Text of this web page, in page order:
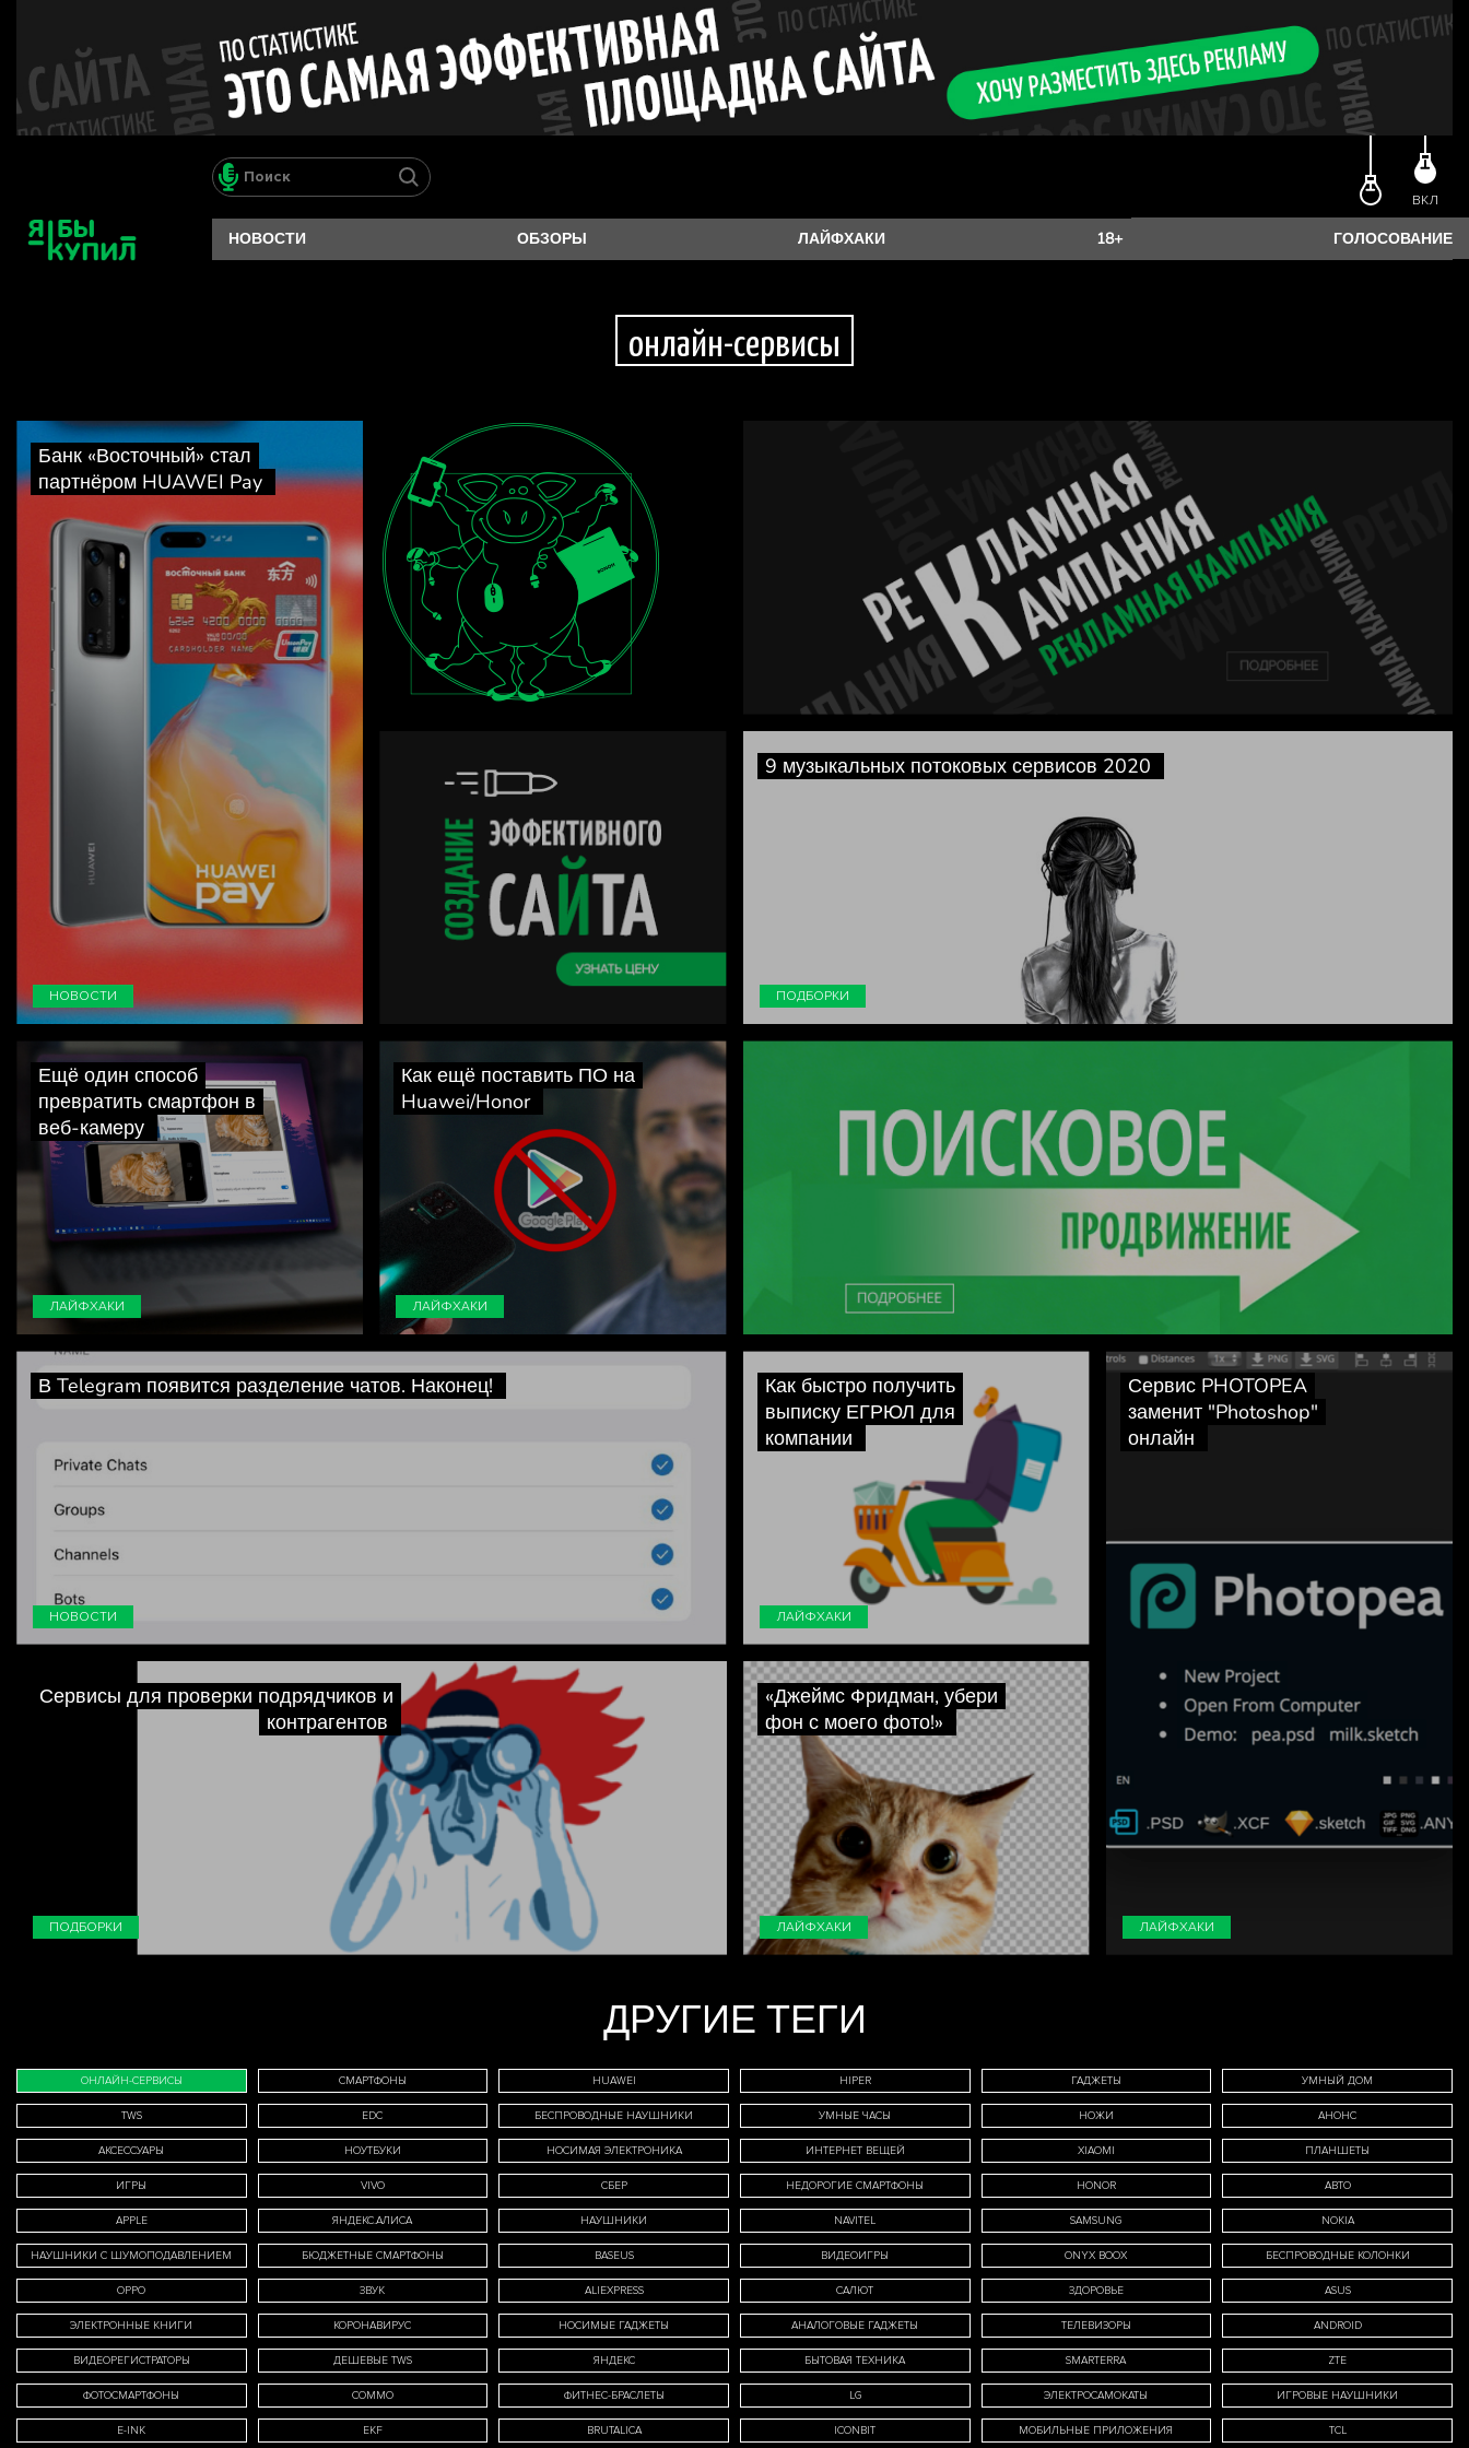
ВКЛ
НОВОСТИ ОБЗОРЫ ЛАЙФХАКИ 18+ ГОЛОСОВАНИЕ
онлайн-сервисы
Банк «Восточный» стал
партнёром HUAWEI Pay
НОВОСТИ
9 музыкальных потоковых сервисов 2020
ПОДБОРКИ
Ещё один способ
превратить смартфон в
веб-камеру
ЛАЙФХАКИ
Как ещё поставить ПО на
Huawei/Honor
ЛАЙФХАКИ
В Telegram появится разделение чатов. Наконец!
НОВОСТИ
Как быстро получить
выписку ЕГРЮЛ для
компании
ЛАЙФХАКИ
Сервис PHOTOPEA
заменит "Photoshop"
онлайн
ЛАЙФХАКИ
Сервисы для проверки подрядчиков и
контрагентов
ПОДБОРКИ
«Джеймс Фридман, убери
фон с моего фото!»
ЛАЙФХАКИ
ДРУГИЕ ТЕГИ
ОНЛАЙН-СЕРВИСЫ СМАРТФОНЫ HUAWEI HIPER ГАДЖЕТЫ УМНЫЙ ДОМ
TWS EDC БЕСПРОВОДНЫЕ НАУШНИКИ УМНЫЕ ЧАСЫ НОЖИ АНОНС
АКСЕССУАРЫ НОУТБУКИ НОСИМАЯ ЭЛЕКТРОНИКА ИНТЕРНЕТ ВЕЩЕЙ XIAOMI ПЛАНШЕТЫ
ИГРЫ VIVO СБЕР НЕДОРОГИЕ СМАРТФОНЫ HONOR АВТО
APPLE ЯНДЕКС.АЛИСА НАУШНИКИ NAVITEL SAMSUNG NOKIA
НАУШНИКИ С ШУМОПОДАВЛЕНИЕМ БЮДЖЕТНЫЕ СМАРТФОНЫ BASEUS ВИДЕОИГРЫ ONYX BOOX БЕСПРОВОДНЫЕ КОЛОНКИ
OPPO ЗВУК ALIEXPRESS САЛЮТ ЗДОРОВЬЕ ASUS
ЭЛЕКТРОННЫЕ КНИГИ КОРОНАВИРУС НОСИМЫЕ ГАДЖЕТЫ АНАЛОГОВЫЕ ГАДЖЕТЫ ТЕЛЕВИЗОРЫ ANDROID
ВИДЕОРЕГИСТРАТОРЫ ДЕШЕВЫЕ TWS ЯНДЕКС БЫТОВАЯ ТЕХНИКА SMARTERRA ZTE
ФОТОСМАРТФОНЫ COMMO ФИТНЕС-БРАСЛЕТЫ LG ЭЛЕКТРОСАМОКАТЫ ИГРОВЫЕ НАУШНИКИ
E-INK EKF BRUTALICA ICONBIT МОБИЛЬНЫЕ ПРИЛОЖЕНИЯ TCL
САЙТЕ:
ИМЯ
я даюсогласие
персональных данных в соответствии с
Политикой обработки персональных
данных